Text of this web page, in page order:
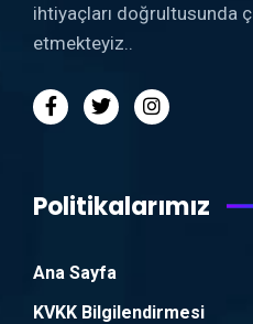
ihtiyaçları doğrultusunda
etmekteyiz..
Politikalarımız
Ana Sayfa
KVKK Bilgilendirmesi